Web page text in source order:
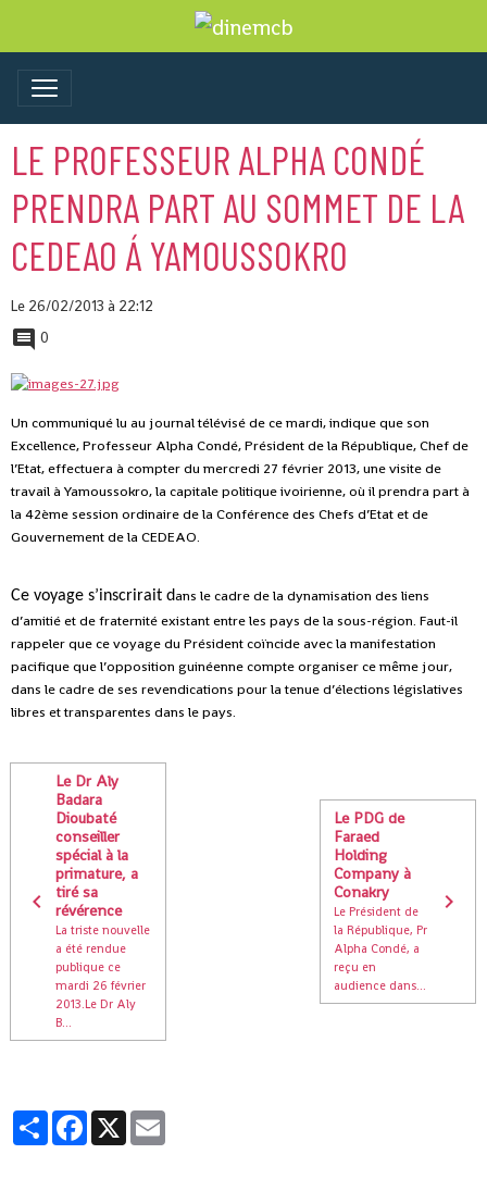
LE PROFESSEUR ALPHA CONDÉ
PRENDRA PART AU SOMMET DE LA
CEDEAO Á YAMOUSSOKRO
Le 26/02/2013 à 22:12
0
Un communiqué lu au journal télévisé de ce mardi, indique que son
Excellence, Professeur Alpha Condé, Président de la République, Chef de
l’Etat, effectuera à compter du mercredi 27 février 2013, une visite de
travail à Yamoussokro, la capitale politique ivoirienne, où il prendra part à
la 42ème session ordinaire de la Conférence des Chefs d’Etat et de
Gouvernement de la CEDEAO.
Ce voyage s’inscrirait dans le cadre de la dynamisation des liens
d’amitié et de fraternité existant entre les pays de la sous-région. Faut-il
rappeler que ce voyage du Président coïncide avec la manifestation
pacifique que l’opposition guinéenne compte organiser ce même jour,
dans le cadre de ses revendications pour la tenue d’élections législatives
libres et transparentes dans le pays.
Le Dr Aly
Badara
Dioubaté
conseiller
spécial à la
primature, a
tiré sa
révérence
La triste nouvelle
a été rendue
publique ce
mardi 26 février
2013.Le Dr Aly
B...
Le PDG de
Faraed
Holding
Company à
Conakry
Le Président de
la République, Pr
Alpha Condé, a
reçu en
audience dans...
PartagerFacebook
X